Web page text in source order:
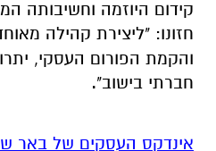
קידום היוזמה וחשיבותה
חזונו: "ליצירת קהילה
והקמת הפורום העסקי,
חברתי בישוב".
אינדקס העסקים של באר